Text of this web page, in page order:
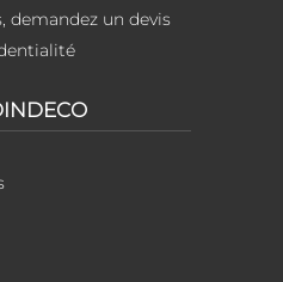
demandez un devis